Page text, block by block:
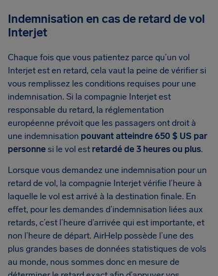
Indemnisation en cas de retard de vol
Interjet
Chaque fois que vous patientez parce qu’un vol
Interjet est en retard, cela vaut la peine de vérifier si
vous remplissez les conditions requises pour une
indemnisation. Si la compagnie Interjet est
responsable du retard, la réglementation
européenne prévoit que les passagers ont droit à
une indemnisation pouvant atteindre 650 $ US par
personnesi le vol est retardé de 3 heures ou plus.
Lorsque vous demandez une indemnisation pour un
retard de vol, la compagnie Interjet vérifie l’heure à
laquelle le vol est arrivé à la destination finale. En
effet, pour les demandes d’indemnisation liées aux
retards, c’est l’heure d’arrivée qui est importante, et
non l’heure de départ. AirHelp possède l’une des
plus grandes bases de données statistiques de vols
au monde, nous sommes donc en mesure de